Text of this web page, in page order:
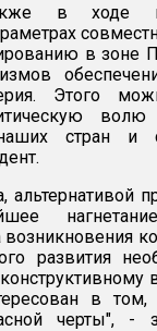
в ходе
в зоне
Этого
волю
стран и
альтернативой
развития
в том,
черты", -